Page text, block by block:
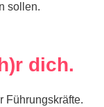
sollen.
dich.
Führungskräfte.